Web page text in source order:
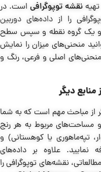
نقشه توپوگرافیاست. در
را از داده‌های دوربین
و یک گروه نقطه و سپس سطح
منحنی‌های میزان را نمایش
اصلی و فرعی، رنگ و
دیگر
از مباحث مهم است که به شما
مربوط به هر رنج
تپه‌ماهوری یا کوهستانی) و
علاوه بر داده‌های
نقشه‌های توپوگرافی را